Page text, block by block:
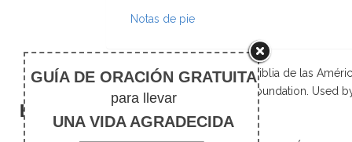
Notas de pie
Scripture taken from La Biblia de las
Foundation. Used
El silencio